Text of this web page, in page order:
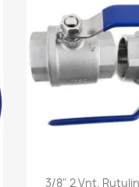
Greita
3/8" 2 Vnt.